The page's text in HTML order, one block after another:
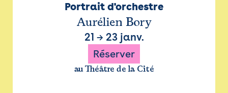
Portrait d'orchestre
Aurélien Bory
21 → 23 janv.
Réserver
au Théâtre de la Cité